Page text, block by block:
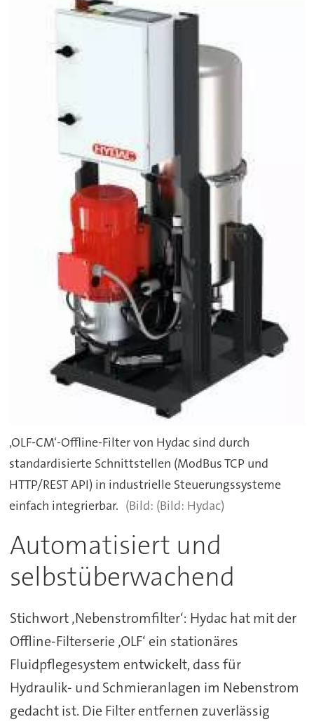
‚OLF-CM‘-Offline-Filter von Hydac sind durch
standardisierte Schnittstellen (ModBus TCP und
HTTP/REST API) in industrielle Steuerungssysteme
einfach integrierbar.
(Bild: Hydac)
Automatisiert und
selbstüberwachend
Stichwort ‚Nebenstromfilter‘: Hydac hat mit der
Offline-Filterserie ‚OLF‘ ein stationäres
Fluidpflegesystem entwickelt, dass für
Hydraulik- und Schmieranlagen im Nebenstrom
gedacht ist. Die Filter entfernen zuverlässig